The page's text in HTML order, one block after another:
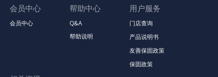
会员中心
会员中心
帮助中心
Q&A
帮助说明
用户服务
门店查询
产品说明书
友善保固政策
保固政策